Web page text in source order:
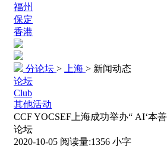
福州
保定
香港
分论坛 > 上海 > 新闻动态
论坛
Club
其他活动
CCF YOCSEF上海成功举办“ AI‘本
论坛
2020-10-05 阅读量:1356 小字